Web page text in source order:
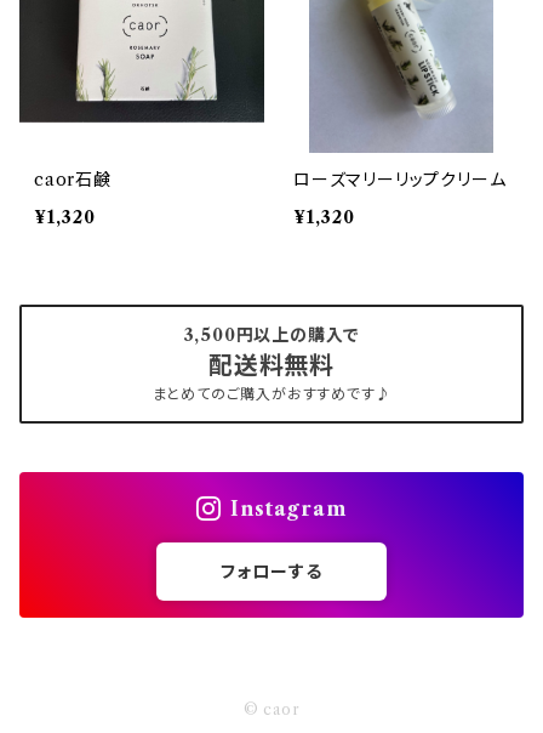
caor石鹸
¥1,320
ローズマリーリップクリーム
¥1,320
3,500円以上の購入で
配送料無料
まとめてのご購入がおすすめです♪
Instagram
フォローする
© caor